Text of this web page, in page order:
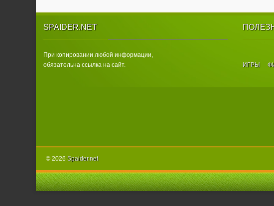
SPAIDER.NET
При копировании любой информации,
обязательна ссылка на сайт.
ИГРЫ
© 2026 Spаider.net